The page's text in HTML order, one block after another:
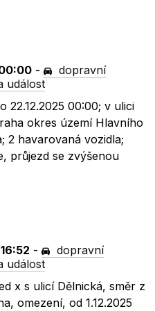
-
dopravní
událost
22.12.2025 00:00; v ulici
okres území Hlavního
2 havarovaná vozidla;
průjezd se zvýšenou
-
dopravní
událost
x s ulicí Dělnická, směr z
omezení, od 1.12.2025